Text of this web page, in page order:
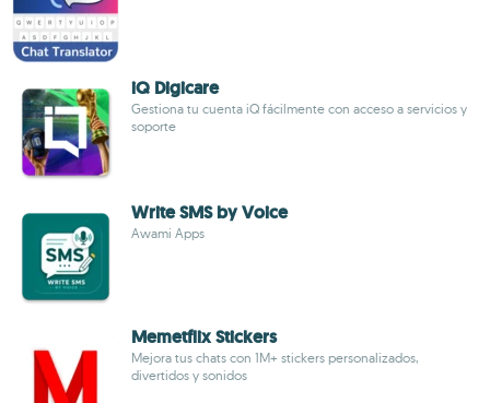
iQ Digicare
Gestiona tu cuenta iQ fácilmente con acceso a servicios y
soporte
Write SMS by Voice
Awami Apps
Memetflix Stickers
Mejora tus chats con 1M+ stickers personalizados,
divertidos y sonidos